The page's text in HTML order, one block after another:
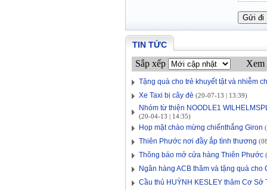
TIN TỨC
Sắp xếp Xem
Tặng quà cho trẻ khuyết tật và nhiễm
Xe Taxi bị cây đè (20-07-13 | 13:39)
Nhóm từ thiện NOODLE1
(20-04-13 | 14:35)
Họp mặt chào mừng chiếnthắng Giron
Thiên Phước nơi đầy ắp tình thương
Thông báo mở cửa hàng Thiên Phước
Ngân hàng ACB thăm và tặng quà
Cầu thủ HUỲNH KESLEY thăm Cơ Sở